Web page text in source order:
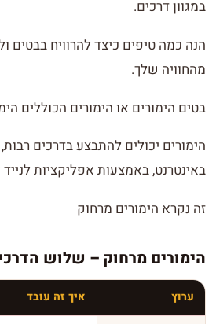
במגוון דרכים.
הנה כמה טיפים כיצד להרוויח בבטים
מהחוויה שלך.
בטים הימורים או הימורים הכוללים
הימורים יכולים להתבצע בדרכים
באינטרנט, באמצעות אפליקציות לנייד
זה נקרא הימורים מרחוק
הימורים מרחוק – שלוש
ערוץ איך זה עובד